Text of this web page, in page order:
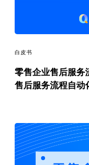
白皮书
零售企业售后服务
售后服务流程自动